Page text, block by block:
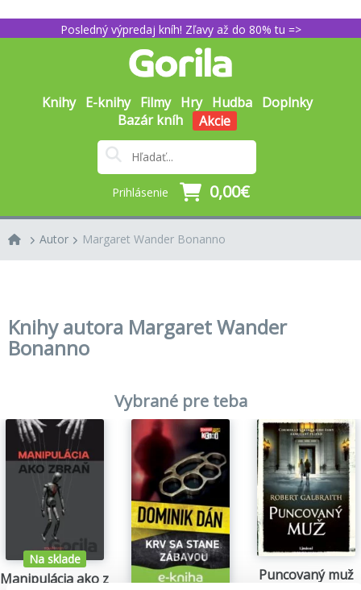
Posledný výpredaj kníh! Zľavy až do 80% tu =>
Knihy E-knihy Filmy Hry Hudba Doplnky
Bazár kníh
Akcie
Prihlásenie 0,00€
Autor Margaret Wander Bonanno
Knihy autora Margaret Wander
Bonanno
Vybrané pre teba
Na sklade
Manipulácia ako zbraň Puncovaný muž